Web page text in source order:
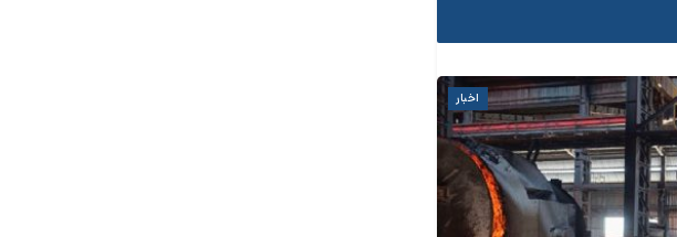
اخبار